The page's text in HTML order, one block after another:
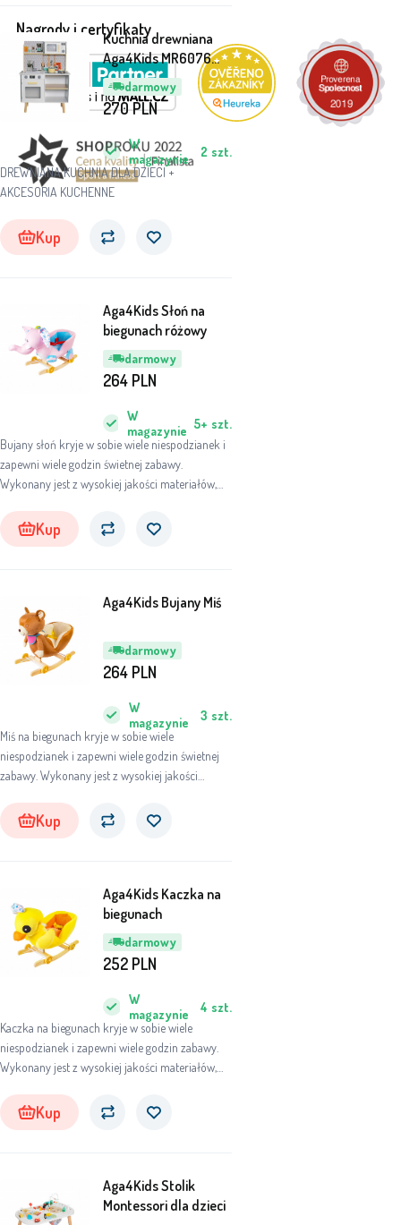
darmowy
Kuchnia drewniana
Aga4Kids MR6076
szara
DREWNIANA KUCHNIA DLA DZIECI +
AKCESORIA KUCHENNE
W
magazynie
2 szt.
270PLN
Kup
darmowy
Aga4Kids Słoń na
biegunach różowy
Bujany słoń kryje w sobie wiele niespodzianek i
zapewni wiele godzin świetnej zabawy.
Wykonany jest z wysokiej jakości materiałów,
mu jak najwięcej zabawy i komfortu.
W
magazynie 5+ szt.
264 PLN
Kup
darmowy
Aga4Kids Bujany Miś
Miś na biegunach kryje w sobie wiele
niespodzianek i zapewni wiele godzin świetnej
zabawy. Wykonany jest z wysokiej jakości
zapewnić mu jak najwięcej zabawy i komfortu.
W
magazynie
3 szt.
264 PLN
Kup
darmowy
Aga4Kids Kaczka na
biegunach
Kaczka na biegunach kryje w sobie wiele
niespodzianek i zapewni wiele godzin zabawy.
Wykonany jest z wysokiej jakości materiałów,
mu jak najwięcej zabawy i komfortu.
W
magazynie
4 szt.
252 PLN
Kup
Aga4Kids Stolik
Montessori dla dzieci
Nagrody i certyfikaty